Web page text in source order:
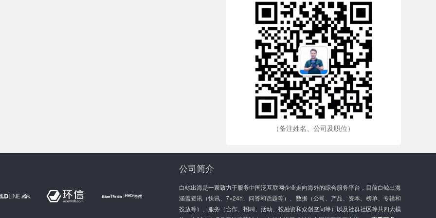
（备注姓名、公司及职位）
公司简介
白鲸出海是一家致力于服务中国泛互联网企业走向海外的综合服务平台，目前白鲸出海
涵盖资讯（快讯、7×24h、问答和话题等）、数据（公司、产品、资本、榜单、专辑和
投放等）、服务（合作、招聘、活动、投融资和众创空间等）以及社群社区等共四大模